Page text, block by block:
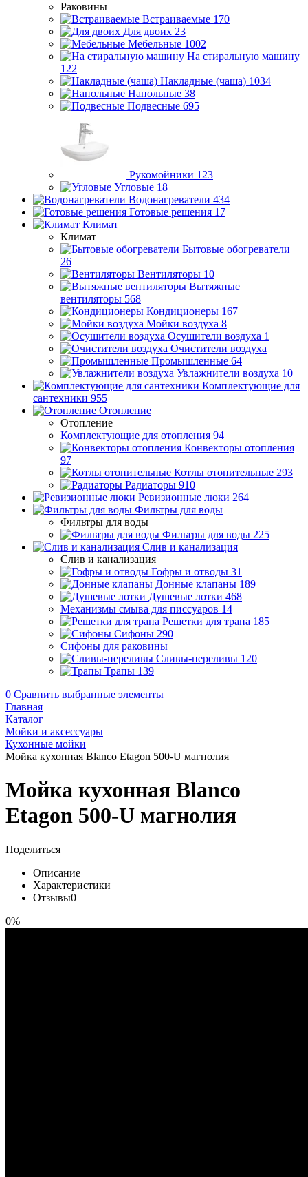
Раковины
Встраиваемые 170
Для двоих 23
Мебельные 1002
На стиральную машину
122
Накладные (чаша) 1034
Напольные 38
Подвесные 695
Рукомойники 123
Угловые 18
Водонагреватели 434
Готовые решения 17
Климат
Климат
Бытовые обогреватели
26
Вентиляторы 10
Вытяжные
вентиляторы 568
Кондиционеры 167
Мойки воздуха 8
Осушители воздуха 1
Очистители воздуха
Промышленные 64
Увлажнители воздуха 10
Комплектующие для
сантехники 955
Отопление
Отопление
Комплектующие для отопления 94
Конвекторы отопления
97
Котлы отопительные 293
Радиаторы 910
Ревизионные люки 264
Фильтры для воды
Фильтры для воды
Фильтры для воды 225
Слив и канализация
Слив и канализация
Гофры и отводы 31
Донные клапаны 189
Душевые лотки 468
Механизмы смыва для писсуаров 14
Решетки для трапа 185
Сифоны 290
Сифоны для раковины
Сливы-переливы 120
Трапы 139
0 Сравнить выбранные элементы
Главная
Каталог
Мойки и аксессуары
Кухонные мойки
Мойка кухонная Blanco Etagon 500-U магнолия
Мойка кухонная Blanco
Etagon 500-U магнолия
Поделиться
Описание
Характеристики
Отзывы0
0%